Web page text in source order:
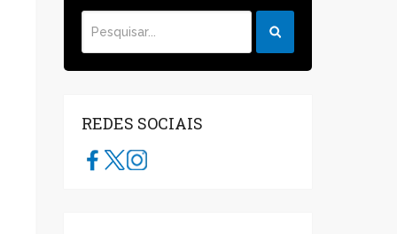
REDES SOCIAIS